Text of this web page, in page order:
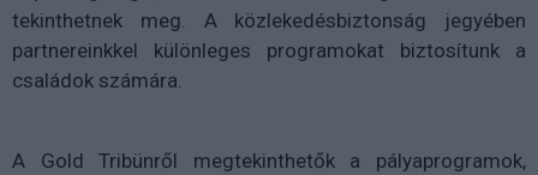
tekinthetnek meg. A közlekedésbiztonság jegyében
partnereinkkel különleges programokat biztosítunk a
családok számára.
A Gold Tribünről megtekinthetők a pályaprogramok,